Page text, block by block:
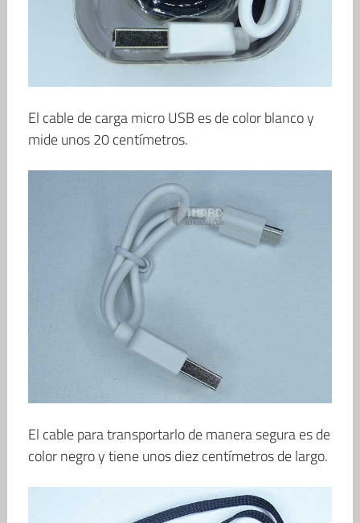
El cable de carga micro USB es de color blanco y
mide unos 20 centímetros.
El cable para transportarlo de manera segura es de
color negro y tiene unos diez centímetros de largo.